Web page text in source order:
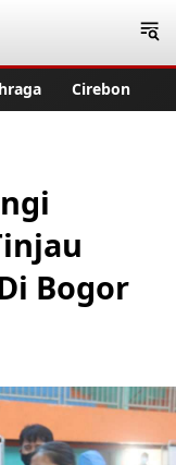
Cirebon
Bogor